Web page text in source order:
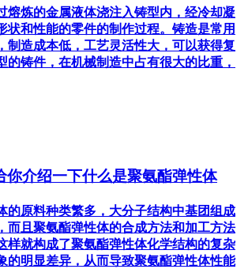
熔炼的金属液体浇注入铸型内，经冷却凝
状和性能的零件的制作过程。铸造是常用
制造成本低，工艺灵活性大，可以获得复
的铸件，在机械制造中占有很大的比重，
你介绍一下什么是聚氨酯弹性体
的原料种类繁多，大分子结构中基团组成
而且聚氨酯弹性体的合成方法和加工方法
样就构成了聚氨酯弹性体化学结构的复杂
的明显差异，从而导致聚氨酯弹性体性能